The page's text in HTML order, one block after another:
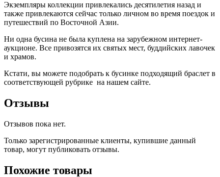
Экземпляры коллекции привлекались десятилетия назад и
также привлекаются сейчас только личном во время поездок и
путешествий по Восточной Азии.
Ни одна бусина не была куплена на зарубежном интернет-
аукционе. Все привозятся их святых мест, буддийских лавочек
и храмов.
Кстати, вы можете подобрать к бусинке подходящий браслет в
соответствующей рубрике на нашем сайте.
Отзывы
Отзывов пока нет.
Только зарегистрированные клиенты, купившие данный
товар, могут публиковать отзывы.
Похожие товары